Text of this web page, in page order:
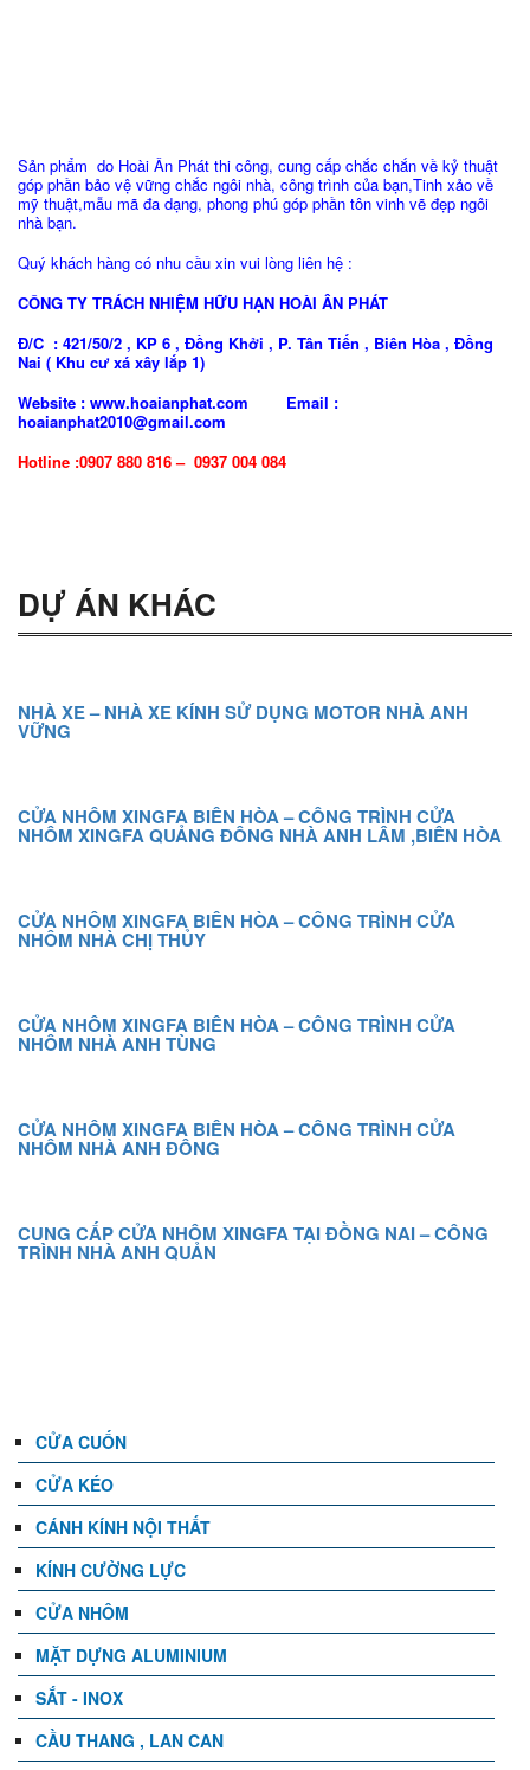
Sản phẩm do Hoài Ân Phát thi công, cung cấp chắc chắn về kỷ thuật
góp phần bảo vệ vững chắc ngôi nhà, công trình của bạn,Tinh xảo về
mỹ thuật,mẫu mã đa dạng, phong phú góp phần tôn vinh vẽ đẹp ngôi
nhà bạn.
Quý khách hàng có nhu cầu xin vui lòng liên hệ :
CÔNG TY TRÁCH NHIỆM HỮU HẠN HOÀI ÂN PHÁT
Đ/C : 421/50/2 , KP 6 , Đồng Khởi , P. Tân Tiến , Biên Hòa , Đồng
Nai ( Khu cư xá xây lắp 1)
Website : www.hoaianphat.com Email :
hoaianphat2010@gmail.com
Hotline :0907 880 816 – 0937 004 084
DỰ ÁN KHÁC
NHÀ XE – NHÀ XE KÍNH SỬ DỤNG MOTOR NHÀ ANH
VỮNG
CỬA NHÔM XINGFA BIÊN HÒA – CÔNG TRÌNH CỬA
NHÔM XINGFA QUẢNG ĐÔNG NHÀ ANH LÂM ,BIÊN HÒA
CỬA NHÔM XINGFA BIÊN HÒA – CÔNG TRÌNH CỬA
NHÔM NHÀ CHỊ THỦY
CỬA NHÔM XINGFA BIÊN HÒA – CÔNG TRÌNH CỬA
NHÔM NHÀ ANH TÙNG
CỬA NHÔM XINGFA BIÊN HÒA – CÔNG TRÌNH CỬA
NHÔM NHÀ ANH ĐÔNG
CUNG CẤP CỬA NHÔM XINGFA TẠI ĐỒNG NAI – CÔNG
TRÌNH NHÀ ANH QUẢN
CỬA CUỐN
CỬA KÉO
CÁNH KÍNH NỘI THẤT
KÍNH CƯỜNG LỰC
CỬA NHÔM
MẶT DỰNG ALUMINIUM
SẮT - INOX
CẦU THANG , LAN CAN